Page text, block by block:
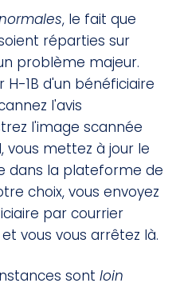
, le fait que
réparties sur
problème majeur.
H-1B d'un bénéficiaire
l'avis
l'image scannée
vous mettez à jour le
dans la plateforme de
choix, vous envoyez
par courrier
vous vous arrêtez là.
sont loin